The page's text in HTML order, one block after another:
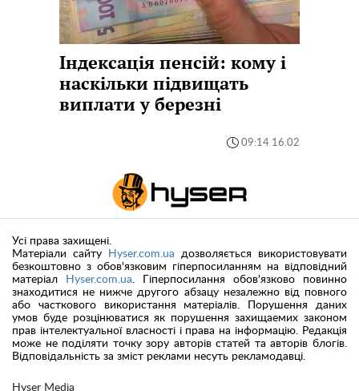
Індексація пенсій: кому і
наскільки підвищать
виплати у березні
09:14 16.02
Hyser Media
Усі права захищені.
Матеріали сайту
Hyser.com.ua дозволяється використовувати
безкоштовно з обов'язковим гіперпосиланням на відповідний
матеріал
Hyser.com.ua. Гіперпосилання обов'язково повинно
знаходитися не нижче другого абзацу незалежно від повного
або часткового використання матеріалів. Порушення даних
умов буде розцінюватися як порушення захищаемих законом
прав інтелектуальної власності і права на інформацію. Редакція
може не поділяти точку зору авторів статей та авторів блогів.
Відповідальність за зміст реклами несуть рекламодавці.